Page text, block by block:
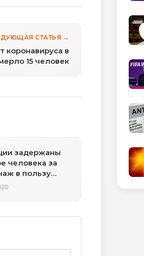
СТАТЬЯ →
коронавируса в
15 человек
задержаны
человека за
в пользу